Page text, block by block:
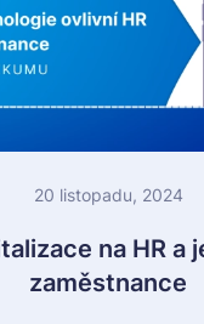
20 listopadu, 2024
na HR a
zaměstnance